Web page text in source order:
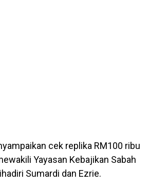
cek replika RM100 ribu
Yayasan Kebajikan Sabah
Sumardi dan Ezrie.